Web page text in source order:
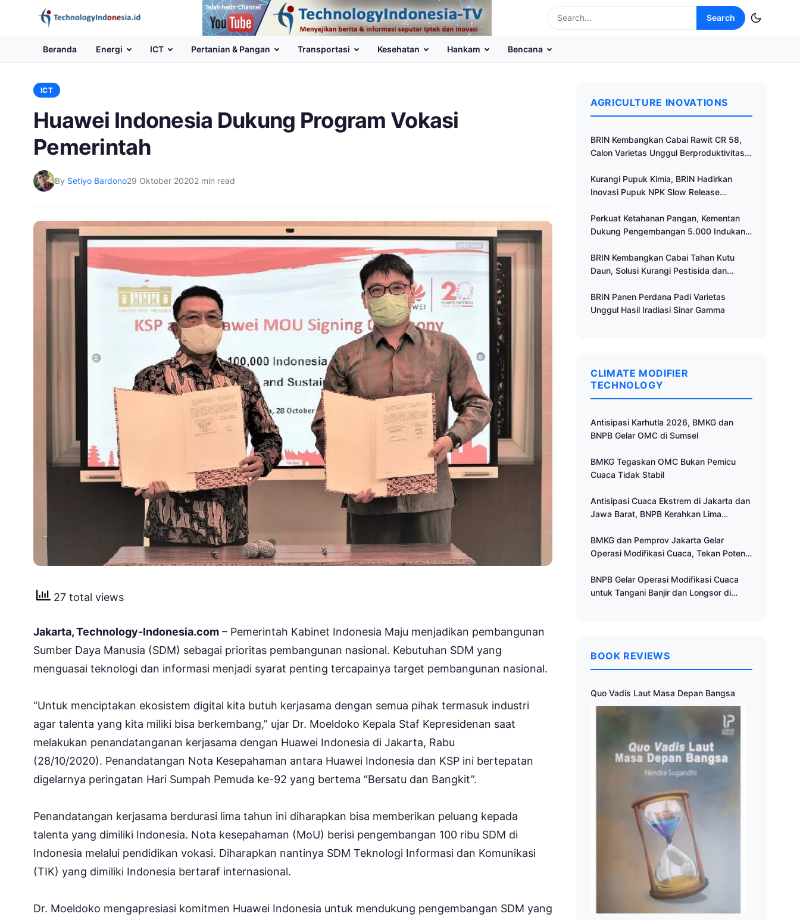
Channel
Youtube
Search
Beranda Energi ICT Pertanian & Pangan Transportasi Kesehatan Hankam Bencana
ICT
Huawei Indonesia Dukung Program Vokasi
Pemerintah
By Setiyo Bardono29 Oktober 20202 min read
27 total views
Jakarta, Technology-Indonesia.com – Pemerintah Kabinet Indonesia Maju menjadikan pembangunan
Sumber Daya Manusia (SDM) sebagai prioritas pembangunan nasional. Kebutuhan SDM yang
menguasai teknologi dan informasi menjadi syarat penting tercapainya target pembangunan nasional.
“Untuk menciptakan ekosistem digital kita butuh kerjasama dengan semua pihak termasuk industri
agar talenta yang kita miliki bisa berkembang,” ujar Dr. Moeldoko Kepala Staf Kepresidenan saat
melakukan penandatanganan kerjasama dengan Huawei Indonesia di Jakarta, Rabu
(28/10/2020). Penandatangan Nota Kesepahaman antara Huawei Indonesia dan KSP ini bertepatan
digelarnya peringatan Hari Sumpah Pemuda ke-92 yang bertema “Bersatu dan Bangkit”.
Penandatangan kerjasama berdurasi lima tahun ini diharapkan bisa memberikan peluang kepada
talenta yang dimiliki Indonesia. Nota kesepahaman (MoU) berisi pengembangan 100 ribu SDM di
Indonesia melalui pendidikan vokasi. Diharapkan nantinya SDM Teknologi Informasi dan Komunikasi
(TIK) yang dimiliki Indonesia bertaraf internasional.
Dr. Moeldoko mengapresiasi komitmen Huawei Indonesia untuk mendukung pengembangan SDM yang
AGRICULTURE INOVATIONS
BRIN Kembangkan Cabai Rawit CR 58,
Calon Varietas Unggul Berproduktivitas
Kurangi Pupuk Kimia, BRIN Hadirkan
Inovasi Pupuk NPK Slow Release
Perkuat Ketahanan Pangan, Kementan
Dukung Pengembangan 5.000 Indukan
BRIN Kembangkan Cabai Tahan Kutu
Daun, Solusi Kurangi Pestisida dan
BRIN Panen Perdana Padi Varietas
Unggul Hasil Iradiasi Sinar Gamma
CLIMATE MODIFIER
TECHNOLOGY
Antisipasi Karhutla 2026, BMKG dan
BNPB Gelar OMC di Sumsel
BMKG Tegaskan OMC Bukan Pemicu
Cuaca Tidak Stabil
Antisipasi Cuaca Ekstrem di Jakarta dan
Jawa Barat, BNPB Kerahkan Lima
Cuaca
BMKG dan Pemprov Jakarta Gelar
Operasi Modifikasi Cuaca, Tekan Potensi
BNPB Gelar Operasi Modifikasi Cuaca
untuk Tangani Banjir dan Longsor di
BOOK REVIEWS
Quo Vadis Laut Masa Depan Bangsa